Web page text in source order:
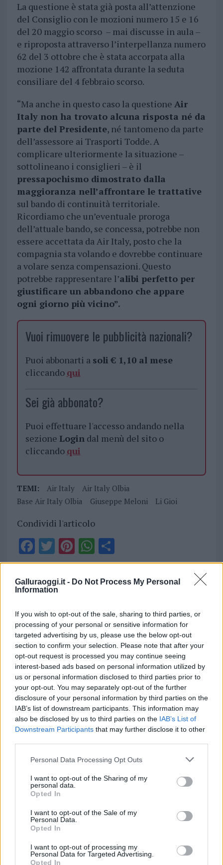
Galluraoggi.it - Do Not Process My Personal
Information
If you wish to opt-out of the sale, sharing to third parties, or
processing of your personal or sensitive information for
targeted advertising by us, please use the below opt-out
section to confirm your selection. Please note that after your
opt-out request is processed you may continue seeing
interest-based ads based on personal information utilized by
us or personal information disclosed to third parties prior to
your opt-out. You may separately opt-out of the further
disclosure of your personal information by third parties on the
IAB’s list of downstream participants. This information may
also be disclosed by us to third parties on the IAB’s List of
Downstream Participants that may further disclose it to other
Please note that this website/app uses one or more Google
not limited to your visit or usage behaviour. You may click to
grant or deny consent to Google and its third-party tags to
use your data for below specified purposes in below Google
consent section.
Personal Data Processing Opt Outs
I want to opt-out of the Sharing of my
personal data.
Opted In
I want to opt-out of the Sale of my
Personal Data.
Opted In
I want to opt-out of processing my
Personal Data for Targeted Advertising.
Opted In
La questione è stata già posta all’attenzione
del Consiglio con le mozioni numero 15 e 16
del 20 maggio scorso – mai discusse in aula –
e riproposta attraverso l’interpellanza numero
62 del 3 ottobre che è stata accorpata alla
mozione 142 affrontata durante la seduta
consiliare del 4 febbraio scorso.
“Ma anche in questo caso la questione Air
Italy non ha trovato alcuna risposta né da
parte del Presidente, né tantomeno da parte
dell’assessore ai Trasporti Todde. A
complicare ulteriormente la situazione –
sottolineano i consiglieri – è il
pressapochismo dimostrato dalla
maggioranza nell’affrontare le trattative
sul bando di continuità territoriale.
Ricordiamo che un’eventuale proroga
dell’attuale bando, se concessa, potrebbe non
essere accettata da Air Italy, posto che la
compagnia sta volando e dovrebbe continuare
a volare senza compensazioni. Questo
potrebbe rappresentare l’alibi perfetto per
giustificare un abbandono che appare
ogni giorno più vicino”.
Vuoi rimuovere le pubblicità nazionali?
Puoi abbonarti a soli € 1,10 al mese
cliccando qui
Sei già abbonato?
Puoi effettuare l'accesso andando nella
sezione Logindal menù del sito o
cliccando qui
TEMI: Air Italy
Air Italy Olbia
Base Air Italy Olbia
Giuseppe Meloni Li Gioi
Condividi l'articolo
F
a
ce
b
o
o
k
T
w
it
te
r
Pi
n
te
st
W
h
at
A
p
p
S
h
a
Articolo precedente
NOTIZIE RECENTI
Allarme truffe a Berchidda, falsi incaricati
bussano alle porte
Notre-Dame de Paris conquista Olbia, la prima
al Molo Brin è un successo
conducente
Eventi in Gallura, da Jovanotti alla zuppa
Lettini e arredi abusivi sulla spiaggia libera,
sequestri a Olbia e Arzachena